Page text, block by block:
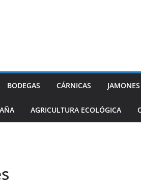
BODEGAS CÁRNICAS
AGRICULTURA ECOLÓGICA